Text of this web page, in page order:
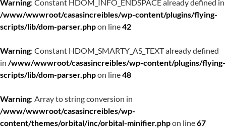
Warning: Constant HDOM_INFO_ENDSPACE already defined in
/www/wwwroot/casasincreibles/wp-content/plugins/flying-
scripts/lib/dom-parser.phpon line42
Warning: Constant HDOM_SMARTY_AS_TEXT already defined
in /www/wwwroot/casasincreibles/wp-content/plugins/flying-
scripts/lib/dom-parser.phpon line48
Warning: Array to string conversion in
/www/wwwroot/casasincreibles/wp-
content/themes/orbital/inc/orbital-minifier.phpon line67